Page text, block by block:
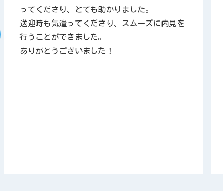
ってくださり、とても助かりました。
送迎時も気遣ってくださり、スムーズに内見を
行うことができました。
ありがとうございました！